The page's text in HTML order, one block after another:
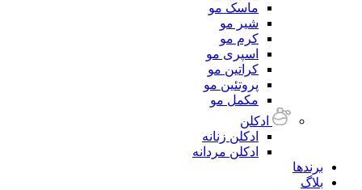
ماسک مو
شیر مو
کرم مو
اسپری مو
کراتین مو
پروتئین مو
مکمل مو
ادکلن
ادکلن زنانه
ادکلن مردانه
برندها
بلاگ